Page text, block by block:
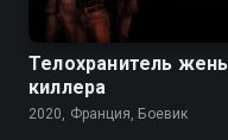
Телохранитель
киллера
2020, Франция, Боевик